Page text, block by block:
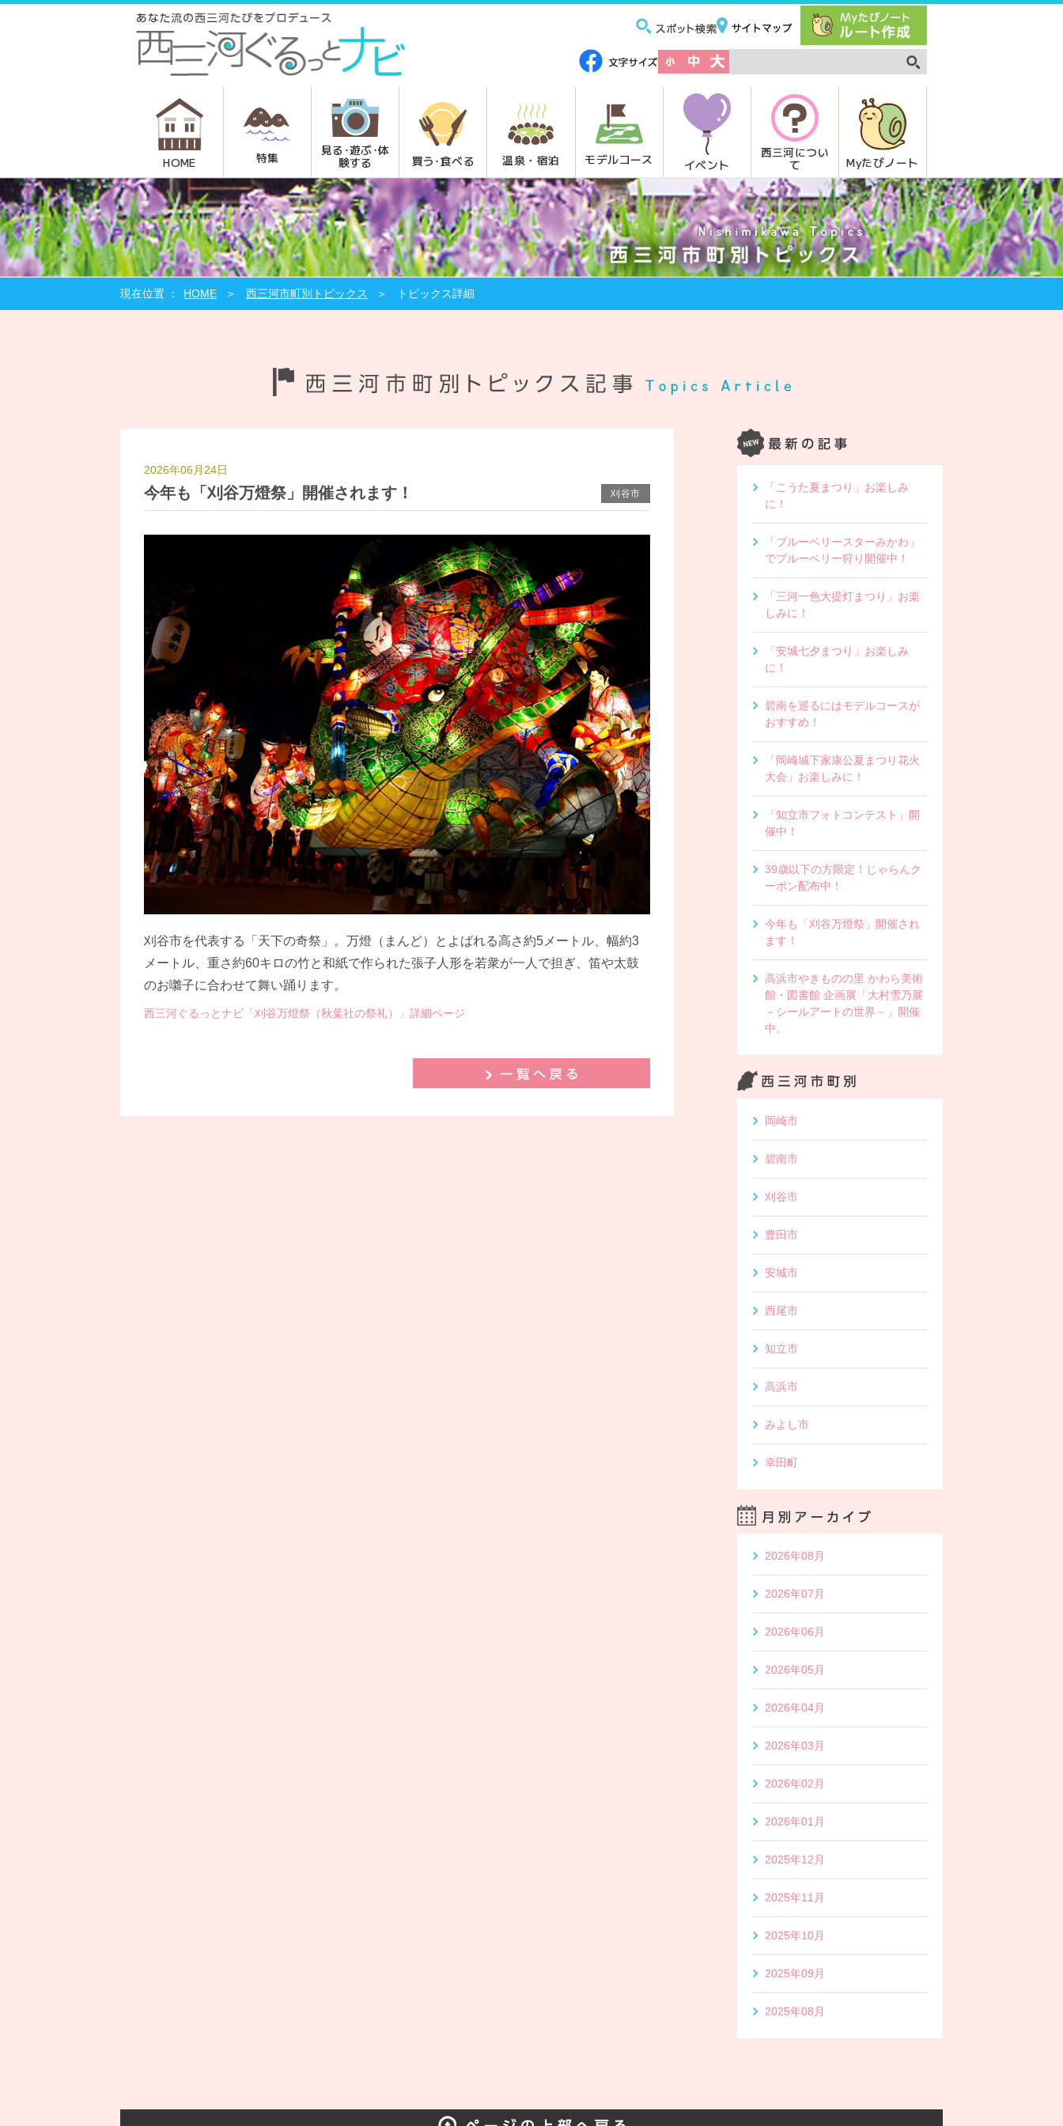
HOME 特集
見る･遊ぶ･体
験する
買う･食べる 温泉・宿泊 モデルコース イベント
西三河につい
て
Myたびノート
HOME 西三河市町別トピックス トピックス詳細
2026年06月24日
刈谷市
今年も「刈谷万燈祭」開催されます！
刈谷市を代表する「天下の奇祭」。万燈（まんど）とよばれる高さ約5メートル、幅約3
メートル、重さ約60キロの竹と和紙で作られた張子人形を若衆が一人で担ぎ、笛や太鼓
のお囃子に合わせて舞い踊ります。
西三河ぐるっとナビ「刈谷万燈祭（秋葉社の祭礼）」詳細ページ
「こうた夏まつり」お楽しみ
に！
「ブルーベリースターみかわ」
でブルーベリー狩り開催中！
「三河一色大提灯まつり」お楽
しみに！
「安城七夕まつり」お楽しみ
に！
碧南を巡るにはモデルコースが
おすすめ！
「岡崎城下家康公夏まつり花火
大会」お楽しみに！
「知立市フォトコンテスト」開
催中！
39歳以下の方限定！じゃらんク
ーポン配布中！
今年も「刈谷万燈祭」開催され
ます！
高浜市やきものの里 かわら美術
館・図書館 企画展「大村雪乃展
－シールアートの世界－」開催
中。
岡崎市
碧南市
刈谷市
豊田市
安城市
西尾市
知立市
高浜市
みよし市
幸田町
2026年08月
2026年07月
2026年06月
2026年05月
2026年04月
2026年03月
2026年02月
2026年01月
2025年12月
2025年11月
2025年10月
2025年09月
2025年08月